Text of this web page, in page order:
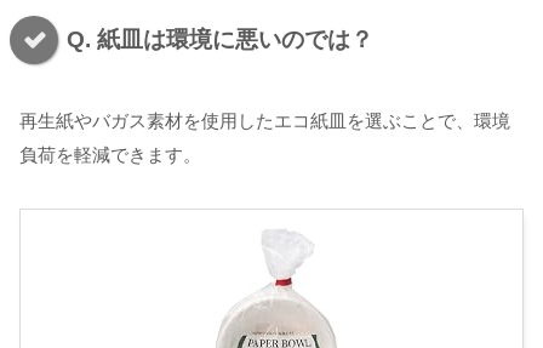
Q. 紙皿は環境に悪いのでは？
再生紙やバガス素材を使用したエコ紙皿を選ぶことで、環境
負荷を軽減できます。